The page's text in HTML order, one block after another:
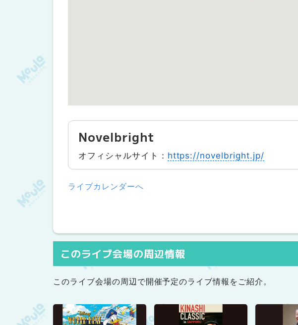
Novelbright
オフィシャルサイト： https://novelbright.jp/
ライブカレンダーへ
このライブ会場の周辺情報
このライブ会場の周辺で開催予定のライブ情報をご紹介。